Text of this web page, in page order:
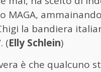
MAGA,
la bandiera
(Elly Schlein)
è che qualcuno